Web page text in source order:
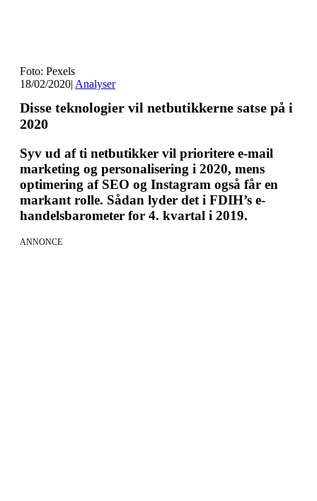
Foto: Pexels
18/02/2020| Analyser
Disse teknologier vil netbutikkerne satse på i
2020
Syv ud af ti netbutikker vil prioritere e-mail
marketing og personalisering i 2020, mens
optimering af SEO og Instagram også får en
markant rolle. Sådan lyder det i FDIH’s e-
handelsbarometer for 4. kvartal i 2019.
ANNONCE